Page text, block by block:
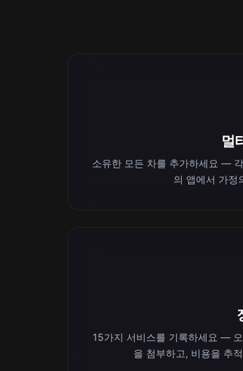
멀
소유한 모든 차를 추가하세요 —
의 앱에서 가정
15가지 서비스를 기록하세요 —
을 첨부하고, 비용을 추